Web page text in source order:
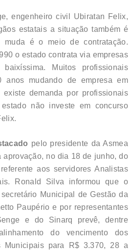
engenheiro civil Ubiratan Felix,
estatais a situação também é
muda é o meio de contratação.
o estado contrata via empresas
Muitos profissionais
mudando de empresa em
demanda por profissionais
não investe em concurso
pelo presidente da Asmea
aprovação, no dia 18 de junho, do
aos servidores Analistas
Ronald Silva informou que o
Municipal de Gestão da
Paupério e por representantes
e do Sinarq prevê, dentre
do vencimento dos
Municipais para R$ 3.370, 28 a